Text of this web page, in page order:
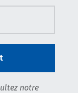
notre